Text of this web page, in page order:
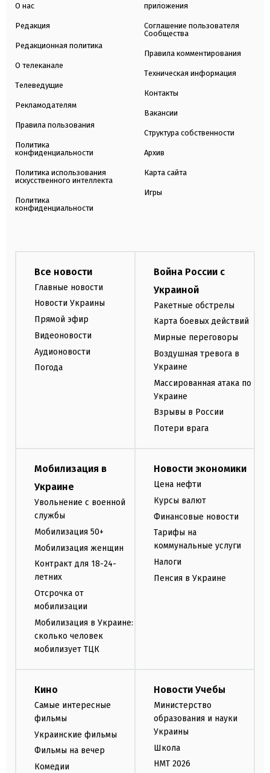
О нас
Редакция
Редакционная политика
О телеканале
Телеведущие
Рекламодателям
Правила пользования
Политика
конфиденциальности
Политика использования
искусственного интеллекта
Политика
конфиденциальности
приложения
Соглашение пользователя
Сообщества
Правила комментирования
Техническая информация
Контакты
Вакансии
Структура собственности
Архив
Карта сайта
Игры
Все новости
Главные новости
Новости Украины
Прямой эфир
Видеоновости
Аудионовости
Погода
Война России с
Украиной
Ракетные обстрелы
Карта боевых действий
Мирные переговоры
Воздушная тревога в
Украине
Массированная атака по
Украине
Взрывы в России
Потери врага
Мобилизация в
Украине
Увольнение с военной
службы
Мобилизация 50+
Мобилизация женщин
Контракт для 18-24-
летних
Отсрочка от
мобилизации
Мобилизация в Украине:
сколько человек
мобилизует ТЦК
Новости экономики
Цена нефти
Курсы валют
Финансовые новости
Тарифы на
коммунальные услуги
Налоги
Пенсия в Украине
Кино
Самые интересные
фильмы
Украинские фильмы
Фильмы на вечер
Комедии
Новости Учебы
Министерство
образования и науки
Украины
Школа
НМТ 2026